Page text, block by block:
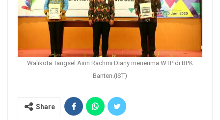
Walikota Tangsel Airin Rachmi Diany menerima WTP di BPK
Banten.(IST)
Share